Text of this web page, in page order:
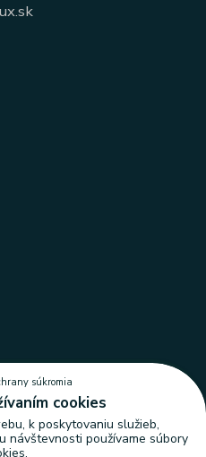
súkromia
cookies
k poskytovaniu služieb,
návštevnosti používame súbory